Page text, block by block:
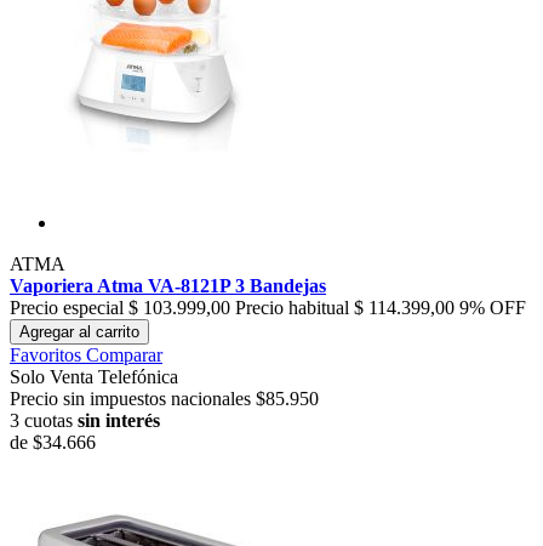
ATMA
Vaporiera Atma VA-8121P 3 Bandejas
Precio especial $ 103.999,00 Precio habitual $ 114.399,00 9% OFF
Agregar al carrito
Favoritos Comparar
Solo Venta Telefónica
Precio sin impuestos nacionales $85.950
3 cuotas sin interés
de $34.666